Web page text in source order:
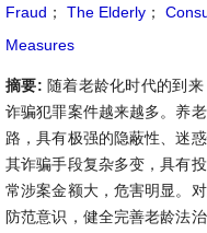
Fraud ； The Elderly ；
Measures
摘要: 随着老龄化时代的到
诈骗犯罪案件越来越多。养
路，具有极强的隐蔽性、迷
其诈骗手段复杂多变，具有
常涉案金额大，危害明显。
防范意识，健全完善老龄法